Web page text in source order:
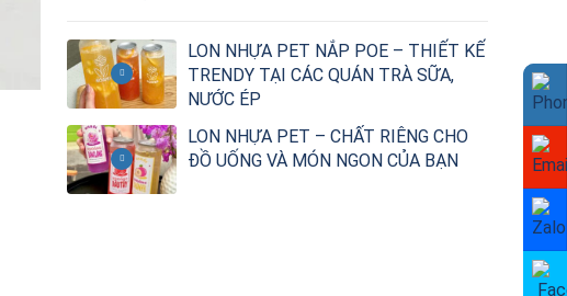
LON NHỰA PET NẮP POE – THIẾT KẾ
TRENDY TẠI CÁC QUÁN TRÀ SỮA,
NƯỚC ÉP
LON NHỰA PET – CHẤT RIÊNG CHO
ĐỒ UỐNG VÀ MÓN NGON CỦA BẠN